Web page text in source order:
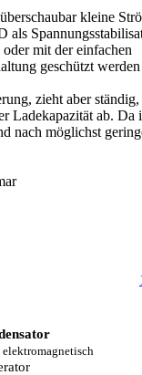
kleine
als
mit der einfachen
geschützt
zieht aber ständig,
Ladekapazität ab. Da
nach möglichst
elektromagnetisch